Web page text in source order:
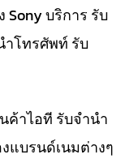
บริการ รับ
ำโทรศัพท์ รับ
ค้าไอที รับจำนำ
แบรนด์เนมต่างๆ